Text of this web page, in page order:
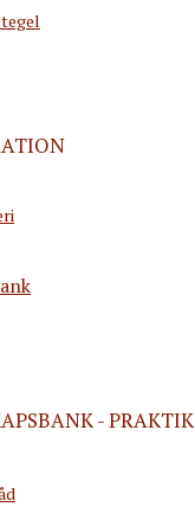
- PRAKTIK